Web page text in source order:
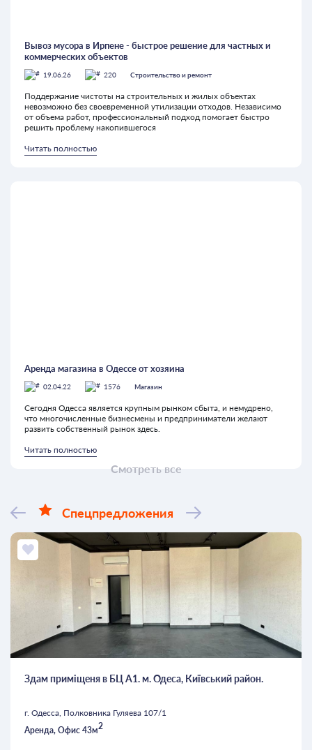
Смотреть все
Вывоз мусора в Ирпене - быстрое решение для частных и
коммерческих объектов
19.06.26 220 Строительство и ремонт
Поддержание чистоты на строительных и жилых объектах
невозможно без своевременной утилизации отходов. Независимо
от объема работ, профессиональный подход помогает быстро
решить проблему накопившегося
Читать полностью
Аренда магазина в Одессе от хозяина
02.04.22 1576 Магазин
Сегодня Одесса является крупным рынком сбыта, и немудрено,
что многочисленные бизнесмены и предприниматели желают
развить собственный рынок здесь.
Читать полностью
Спецпредложения
Здам приміщеня в БЦ А1. м. Одеса, Київський район.
г. Одесса, Полковника Гуляева 107/1
Аренда, Офис 43м2